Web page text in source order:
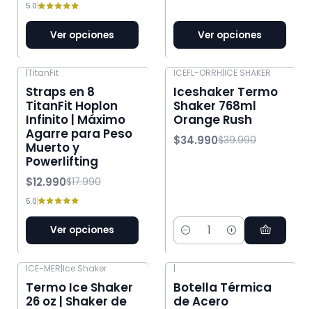
5.0
Ver opciones Ver opciones
|TitanFit
Straps en 8
TitanFit Hoplon
Infinito | Máximo
Agarre para Peso
Muerto y
Powerlifting
$12.990$17.990
5.0
Ver opciones
ICEFL-ORRH|ICE SHAKER
Iceshaker Termo
Shaker 768ml
Orange Rush
$34.990$39.990
Cantidad
ICE-MER|Ice Shaker
Termo Ice Shaker
26 oz | Shaker de
|
Botella Térmica
de Acero